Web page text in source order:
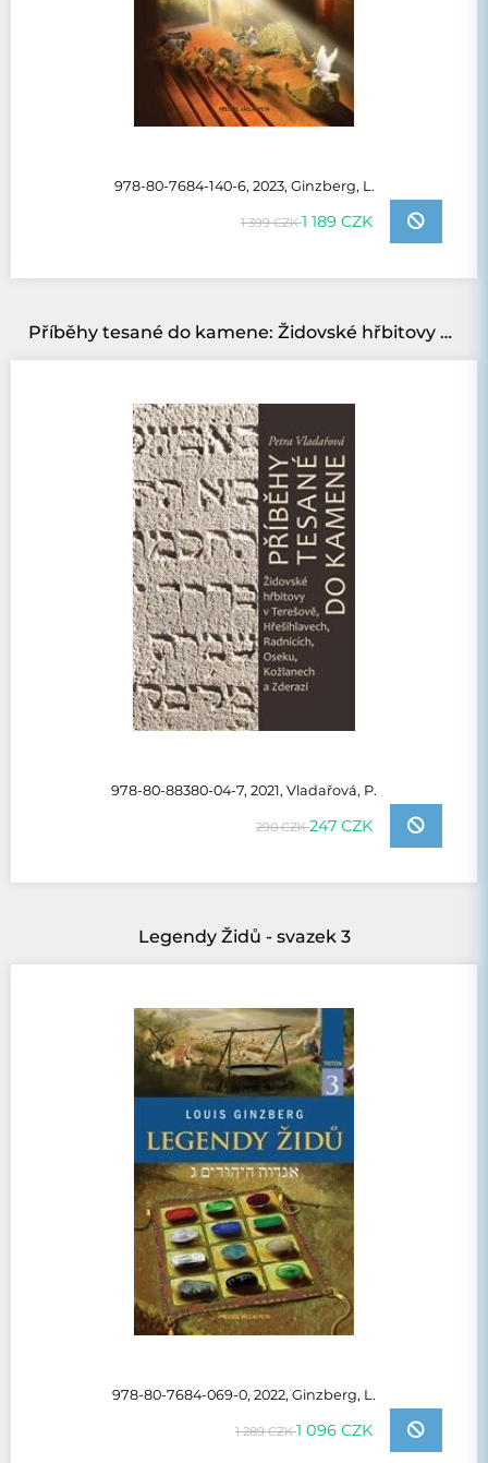
978-80-7684-140-6, 2023, Ginzberg, L.
1 399 CZK1 189 CZK
Příběhy tesané do kamene: Židovské hřbitovy v Terešově, Hřešihlavech, Radnicích, Oseku, Kožlanech a Zderazi
978-80-88380-04-7, 2021, Vladařová, P.
290 CZK247 CZK
Legendy Židů - svazek 3
978-80-7684-069-0, 2022, Ginzberg, L.
1 289 CZK1 096 CZK